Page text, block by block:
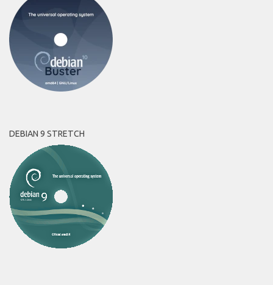
DEBIAN 9 STRETCH